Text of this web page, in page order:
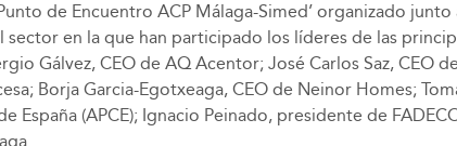
de Encuentro ACP Málaga-Simed’ organizado
en la que han participado los líderes de las
Gálvez, CEO de AQ Acentor; José Carlos Saz, CEO
Borja Garcia-Egotxeaga, CEO de Neinor Homes;
(APCE); Ignacio Peinado, presidente de